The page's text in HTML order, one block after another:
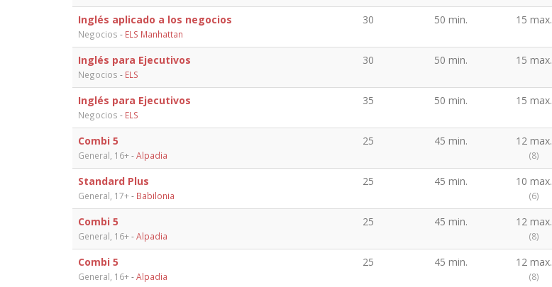
Inglés aplicado a los negocios
Negocios - ELS Manhattan
30 50 min. 15 max.
Inglés para Ejecutivos
Negocios - ELS
30 50 min. 15 max.
Inglés para Ejecutivos
Negocios - ELS
35 50 min. 15 max.
Combi 5
General, 16+-Alpadia
25 45 min. 12 max.
(8)
Standard Plus
General, 17+- Babilonia
25 45 min. 10 max.
(6)
Combi 5
General, 16+-Alpadia
25 45 min. 12 max.
(8)
Combi 5
General, 16+-Alpadia
25 45 min. 12 max.
(8)